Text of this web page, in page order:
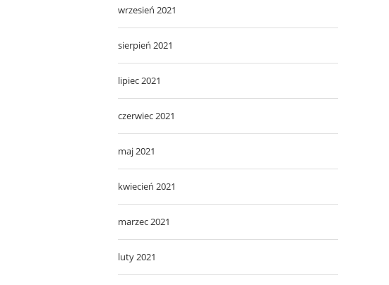
wrzesień 2021
sierpień 2021
lipiec 2021
czerwiec 2021
maj 2021
kwiecień 2021
marzec 2021
luty 2021